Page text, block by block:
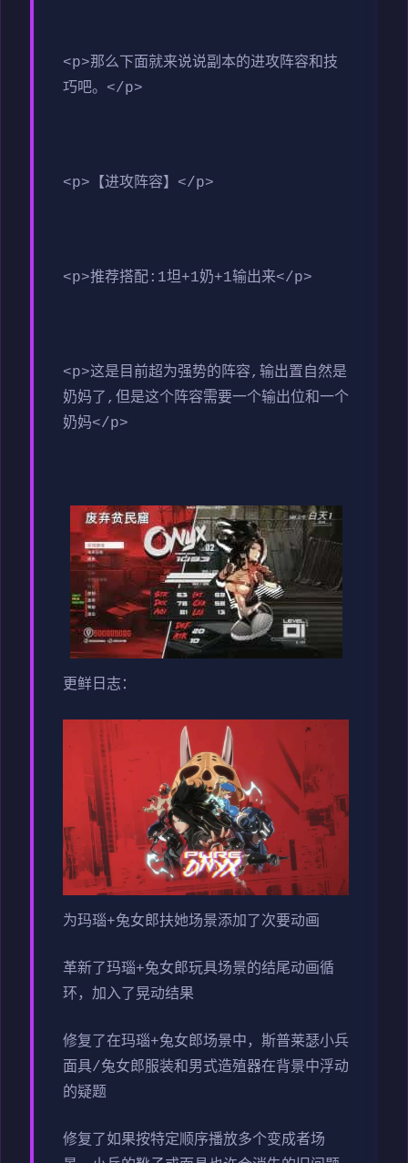
<p>那么下面就来说说副本的进攻阵容和技
巧吧。</p>
<p>【进攻阵容】</p>
<p>推荐搭配:1坦+1奶+1输出来</p>
<p>这是目前超为强势的阵容,输出置自然是
奶妈了,但是这个阵容需要一个输出位和一个
奶妈</p>
更鲜日志：
为玛瑙+兔女郎扶她场景添加了次要动画
革新了玛瑙+兔女郎玩具场景的结尾动画循
环，加入了晃动结果
修复了在玛瑙+兔女郎场景中，斯普莱瑟小兵
面具/兔女郎服装和男式造殖器在背景中浮动
的疑题
修复了如果按特定顺序播放多个变成者场